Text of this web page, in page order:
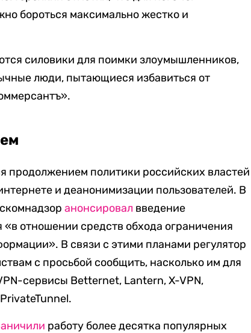
бороться максимально жестко и
силовики для поимки злоумышленников,
люди, пытающиеся избавиться от
продолжением политики российских властей
и деанонимизации пользователей. В
анонсировал введение
отношении средств обхода ограничения
В связи с этими планами регулятор
с просьбой сообщить, насколько им для
сервисы Betternet, Lantern, X-VPN,
работу более десятка популярных